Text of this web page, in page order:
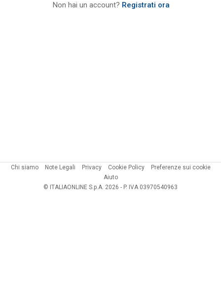
Non hai un account? Registrati ora
Chi siamo Note Legali Privacy Cookie Policy
Preferenze sui cookie
Aiuto
© ITALIAONLINE S.p.A. 2026 - P. IVA 03970540963